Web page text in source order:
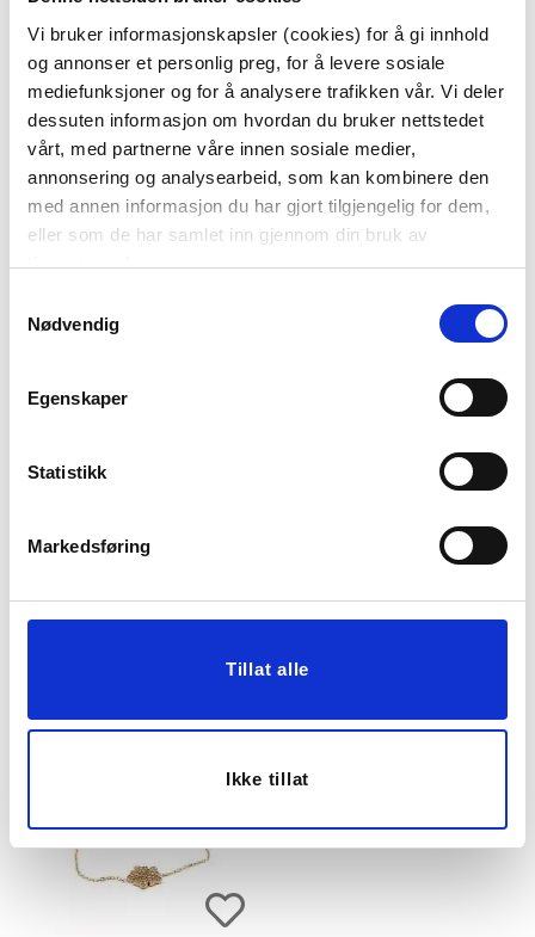
Vi bruker informasjonskapsler (cookies) for å gi innhold
og annonser et personlig preg, for å levere sosiale
mediefunksjoner og for å analysere trafikken vår. Vi deler
dessuten informasjon om hvordan du bruker nettstedet
vårt, med partnerne våre innen sosiale medier,
annonsering og analysearbeid, som kan kombinere den
med annen informasjon du har gjort tilgjengelig for dem,
eller som de har samlet inn gjennom din bruk av
tjenestene deres.
Nødvendig
Egenskaper
Statistikk
Markedsføring
Tillat alle
Ikke tillat
ARMBÅND, ASTRO
Medl. 159,20
KJØP
KLØVER, S
199,00
KJØP
TENNISARMBÅND,
MULTI
249,00
Medl.199,20
ANKLET MED EMALJE,
249,00
Medl.199,20